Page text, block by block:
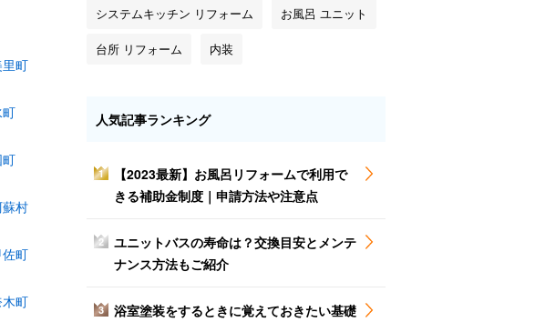
町
村
町
町
システムキッチン リフォーム お風呂 ユニット
台所 リフォーム 内装
人気記事ランキング
1
【2023最新】お風呂リフォームで利用で
きる補助金制度｜申請方法や注意点
2
ユニットバスの寿命は？交換目安とメンテ
ナンス方法もご紹介
3
浴室塗装をするときに覚えておきたい基礎